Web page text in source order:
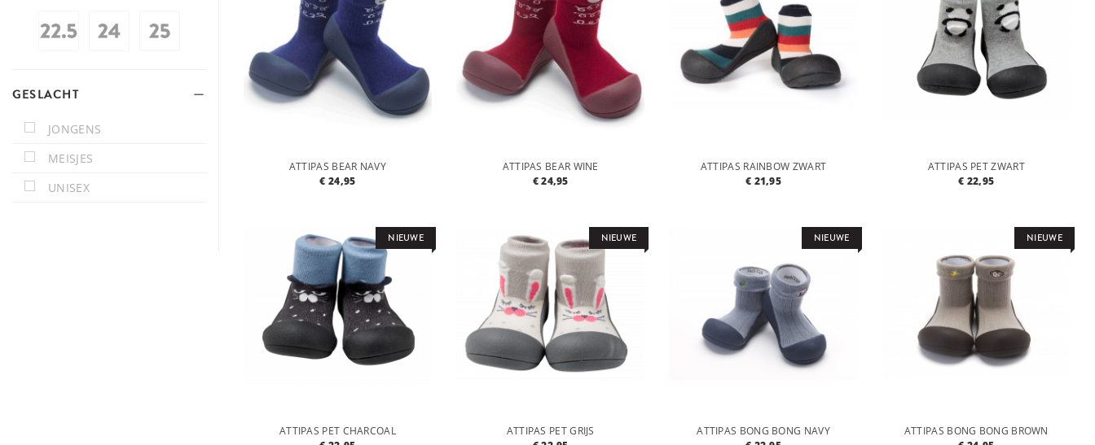
GESLACHT
JONGENS
MEISJES
UNISEX
ATTIPAS BEAR NAVY
€ 24,95
ATTIPAS BEAR WINE
€ 24,95
ATTIPAS RAINBOW ZWART
€ 21,95
ATTIPAS PET ZWART
€ 22,95
NIEUWE
ATTIPAS PET CHARCOAL
NIEUWE
ATTIPAS PET GRIJS
NIEUWE
ATTIPAS BONG BONG NAVY
NIEUWE
ATTIPAS BONG BONG BROWN